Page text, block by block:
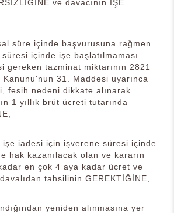
ve davacının İŞE
süre içinde başvurusuna rağmen
içinde işe başlatılmaması
gereken tazminat miktarının 2821
Kanunu'nun 31. Maddesi uyarınca
fesih nedeni dikkate alınarak
1 yıllık brüt ücreti tutarında
işe iadesi için işverene süresi içinde
hak kazanılacak olan ve kararın
en çok 4 aya kadar ücret ve
tahsilinin GEREKTİĞİNE,
yeniden alınmasına yer